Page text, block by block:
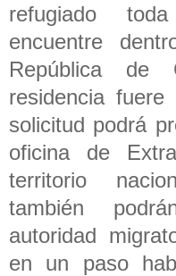
refugiado
encuentre
República
residencia
solicitud podrá
oficina de
territorio
también
autoridad
en un paso